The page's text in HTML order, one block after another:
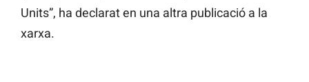
Units”, ha declarat en una altra publicació a la
xarxa.